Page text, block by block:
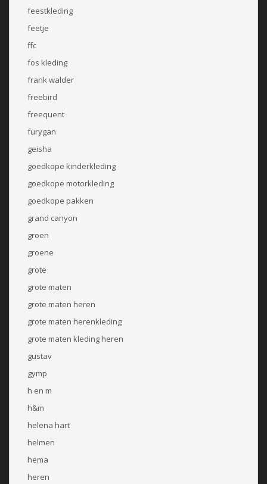
feestkleding
feetje
ffc
fos kleding
frank walder
freebird
freequent
furygan
geisha
goedkope kinderkleding
goedkope motorkleding
goedkope pakken
grand canyon
groen
groene
grote
grote maten
grote maten heren
grote maten herenkleding
grote maten kleding heren
gustav
gymp
h en m
h&m
helena hart
helmen
hema
heren